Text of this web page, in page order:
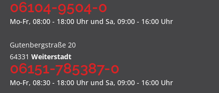
06104-9504-0
Mo-Fr, 08:00 - 18:00 Uhr und Sa, 09:00 - 16:00 Uhr
Gutenbergstraße 20
64331 Weiterstadt
06151-785387-0
Mo-Fr, 08:30 - 18:00 Uhr und Sa, 09:00 - 16:00 Uhr